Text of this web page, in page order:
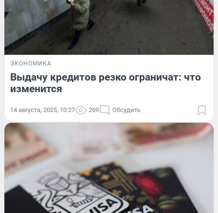
ЭКОНОМИКА
Выдачу кредитов резко ограничат: что
изменится
14 августа, 2025, 10:27 269 Обсудить